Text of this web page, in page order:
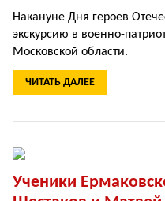
Накануне Дня героев
экскурсию в военно-
Московской области.
ЧИТАТЬ ДАЛЕЕ
Ученики